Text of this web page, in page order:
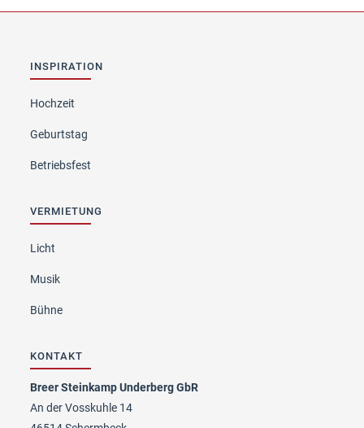
INSPIRATION
Hochzeit
Geburtstag
Betriebsfest
VERMIETUNG
Licht
Musik
Bühne
KONTAKT
Breer Steinkamp Underberg GbR
An der Vosskuhle 14